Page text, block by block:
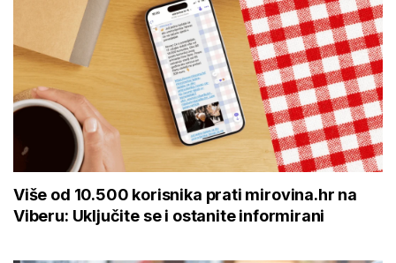
Više od 10.500 korisnika prati mirovina.hr na
Viberu: Uključite se i ostanite informirani